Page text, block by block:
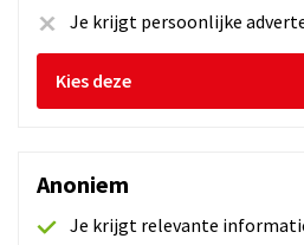
Je krijgt persoonlijke
Kies deze
Anoniem
Je krijgt relevante